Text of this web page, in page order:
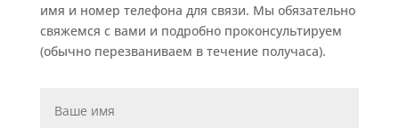
имя и номер телефона для связи. Мы обязательно
свяжемся с вами и подробно проконсультируем
(обычно перезваниваем в течение получаса).